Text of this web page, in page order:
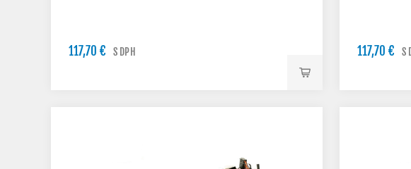
117,70 € S DPH 117,70 € S